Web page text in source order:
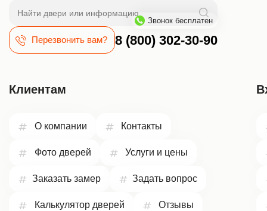
Клиентам
О компании Контакты
Фото дверей Услуги и цены
Заказать замер Задать вопрос
Калькулятор дверей Отзывы
Поиск
Перезвонить вам? 8 (800) 302-30-90
Звонок бесплатен